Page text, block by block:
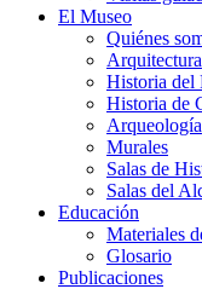
El Museo
Quiénes
Arquitectura
Historia del
Historia de
Arqueología
Murales
Salas de
Salas del
Educación
Materiales
Glosario
Publicaciones